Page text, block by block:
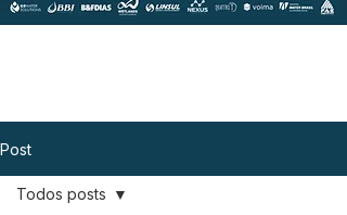
Post
Todos posts